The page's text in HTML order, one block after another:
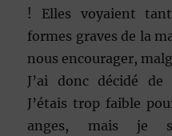
! Elles voyaient
formes graves de la
nous encourager,
J’ai donc décidé
J’étais trop faible
anges, mais je